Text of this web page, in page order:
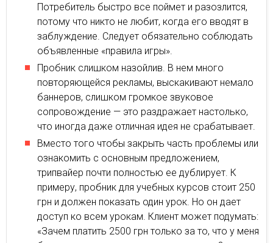
Потребитель быстро все поймет и разозлится,
потому что никто не любит, когда его вводят в
заблуждение. Следует обязательно соблюдать
объявленные «правила игры».
Пробник слишком назойлив. В нем много
повторяющейся рекламы, выскакивают немало
баннеров, слишком громкое звуковое
сопровождение — это раздражает настолько,
что иногда даже отличная идея не срабатывает.
Вместо того чтобы закрыть часть проблемы или
ознакомить с основным предложением,
трипвайер почти полностью ее дублирует. К
примеру, пробник для учебных курсов стоит 250
грн и должен показать один урок. Но он дает
доступ ко всем урокам. Клиент может подумать:
«Зачем платить 2500 грн только за то, что у меня